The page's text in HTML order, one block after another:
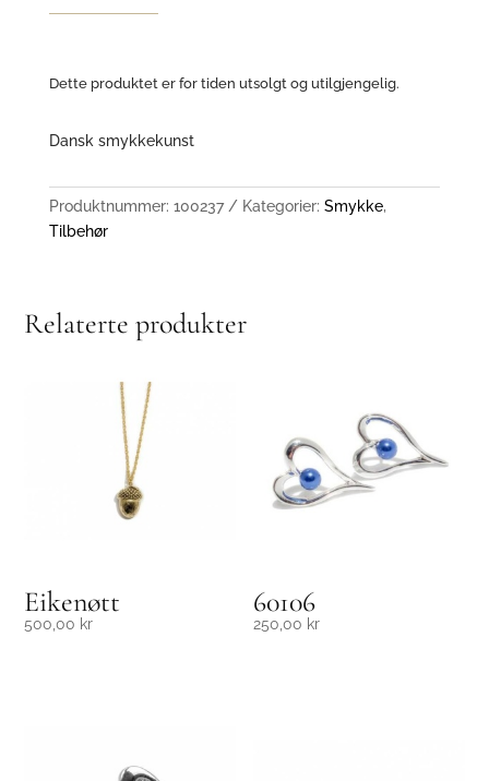
Dette produktet er for tiden utsolgt og utilgjengelig.
Dansk smykkekunst
Produktnummer: 100237 Kategorier: Smykke,
Tilbehør
Relaterte produkter
Eikenøtt
500,00 kr
60106
250,00 kr